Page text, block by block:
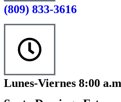
(809) 833-3616
Lunes-Viernes 8:00